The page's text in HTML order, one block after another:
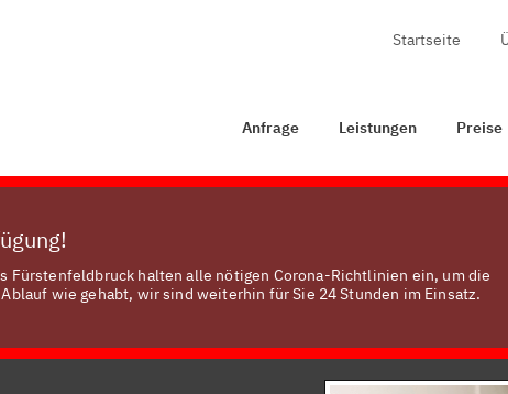
Startseite
Anfrage Leistungen Preise
Fürstenfeldbruck halten alle nötigen Corona-Richtlinien ein, um die
wie gehabt, wir sind weiterhin für Sie 24 Stunden im Einsatz.